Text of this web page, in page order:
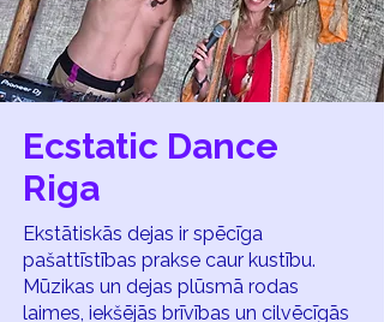
Ecstatic Dance
Riga
Ekstātiskās dejas ir spēcīga
pašattīstības prakse caur kustību.
Mūzikas un dejas plūsmā rodas
laimes, iekšējās brīvības un cilvēcīgās